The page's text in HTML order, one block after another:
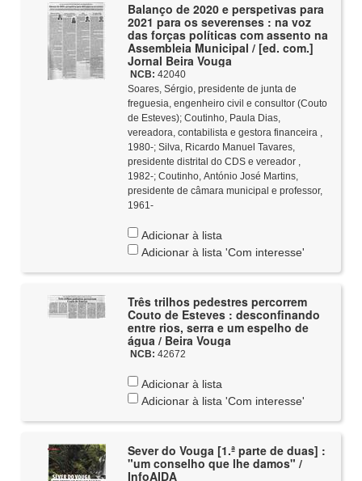
Balanço de 2020 e perspetivas para
2021 para os severenses : na voz
das forças políticas com assento na
Assembleia Municipal / [ed. com.]
Jornal Beira Vouga
NCB: 42040
Soares, Sérgio, presidente de junta de
freguesia, engenheiro civil e consultor (Couto
de Esteves); Coutinho, Paula Dias,
vereadora, contabilista e gestora financeira ,
1980-; Silva, Ricardo Manuel Tavares,
presidente distrital do CDS e vereador ,
1982-; Coutinho, António José Martins,
presidente de câmara municipal e professor,
1961-
Adicionar à lista
Adicionar à lista 'Com interesse'
Três trilhos pedestres percorrem
Couto de Esteves : desconfinando
entre rios, serra e um espelho de
água / Beira Vouga
NCB: 42672
Adicionar à lista
Adicionar à lista 'Com interesse'
Sever do Vouga [1.ª parte de duas] :
"um conselho que lhe damos" /
InfoAIDA